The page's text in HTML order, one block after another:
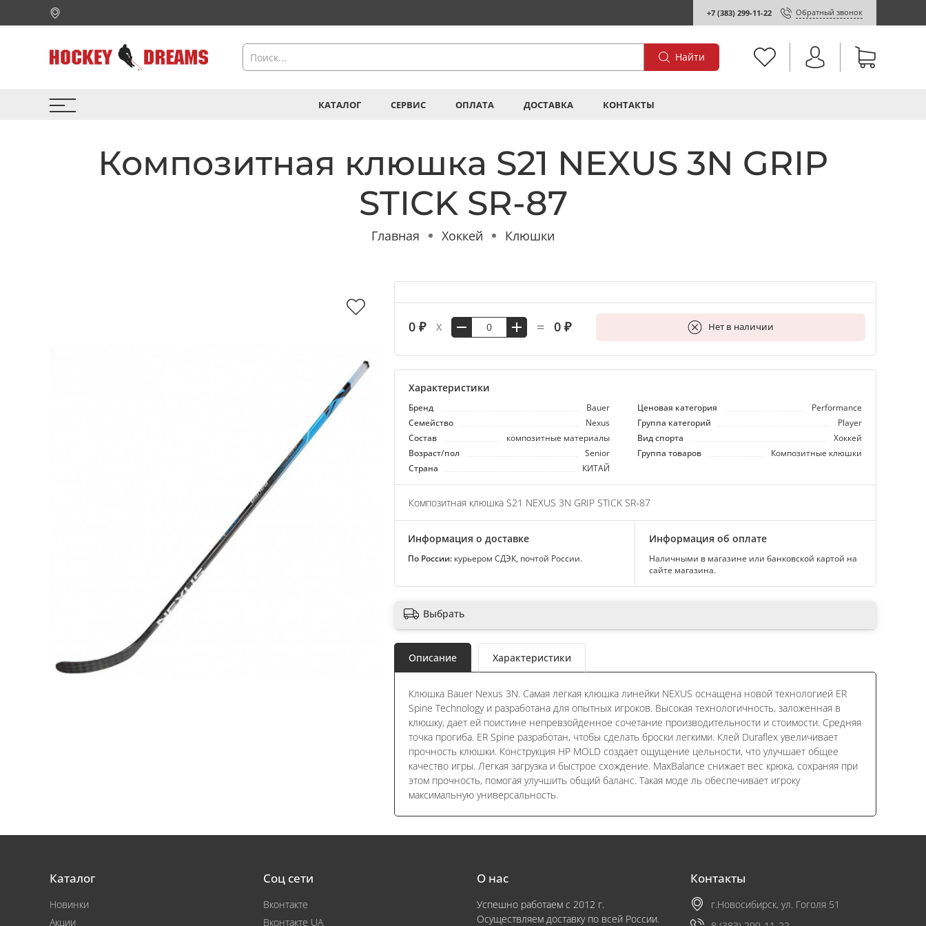
+7 (383) 299-11-22 Обратный звонок
Найти
КАТАЛОГ СЕРВИС ОПЛАТА ДОСТАВКА КОНТАКТЫ
Композитная клюшка S21 NEXUS 3N GRIP
STICK SR-87
Главная Хоккей Клюшки
0 ₽ X = 0 ₽ Нет в наличии
В корзину
Характеристики
Бренд Bauer Ценовая категория
Performance
Семейство
Nexus Группа категорий
Player
Состав
композитные материалы Вид спорта
Хоккей
Возраст/пол
Senior Группа товаров
Композитные клюшки
Страна
КИТАЙ
Композитная клюшка S21 NEXUS 3N GRIP STICK SR-87
Информация о доставке
По России: курьером СДЭК, почтой России.
Информация об оплате
Наличными в магазине или банковской картой на
сайте магазина.
Выбрать
Описание Характеристики
Клюшка Bauer Nexus 3N. Самая легкая клюшка линейки NEXUS оснащена новой технологией ER
Spine Technology и разработана для опытных игроков. Высокая технологичность, заложенная в
клюшку, дает ей поистине непревзойденное сочетание производительности и стоимости. Средняя
точка прогиба. ER Spine разработан, чтобы сделать броски легкими. Клей Duraflex увеличивает
прочность клюшки. Конструкция HP MOLD создает ощущение цельности, что улучшает общее
качество игры. Легкая загрузка и быстрое схождение. MaxBalance снижает вес крюка, сохраняя при
этом прочность, помогая улучшить общий баланс. Такая моде ль обеспечивает игроку
максимальную универсальность.
Каталог
Новинки
Акции
Соц сети
Вконтакте
Вконтакте UA
О нас
Успешно работаем с 2012 г.
Осуществляем доставку по всей России.
Контакты
г.Новосибирск, ул. Гоголя 51